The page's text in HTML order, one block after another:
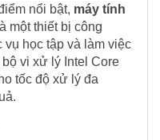
nổi bật, máy tính
là một thiết bị công
học tập và làm việc
vi xử lý Intel Core
tốc độ xử lý đa